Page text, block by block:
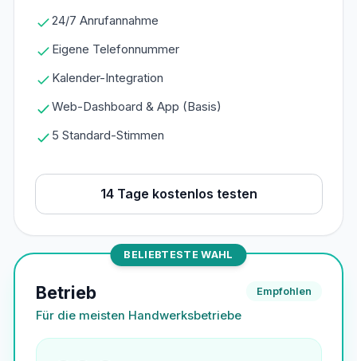
24/7 Anrufannahme
Eigene Telefonnummer
Kalender-Integration
Web-Dashboard & App (Basis)
5 Standard-Stimmen
14 Tage kostenlos testen
BELIEBTESTE WAHL
Betrieb
Für die meisten Handwerksbetriebe
Empfohlen